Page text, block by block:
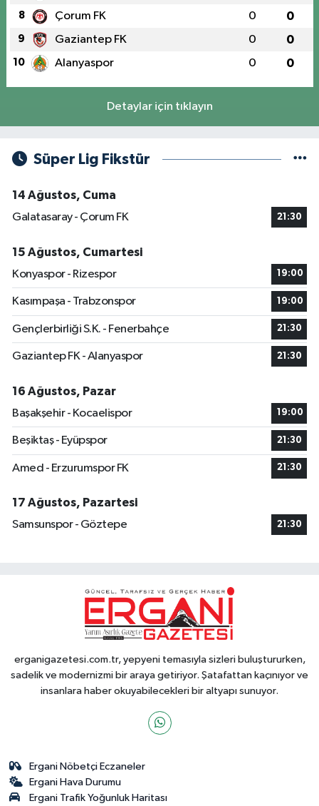
8 Çorum FK 0 0
9 Gaziantep FK 0 0
10 Alanyaspor 0 0
Detaylar için tıklayın
Süper Lig Fikstür
14 Ağustos, Cuma
Galatasaray - Çorum FK
21:30
15 Ağustos, Cumartesi
Konyaspor - Rizespor
19:00
Kasımpaşa - Trabzonspor 19:00
Gençlerbirliği S.K. - Fenerbahçe 21:30
Gaziantep FK - Alanyaspor 21:30
16 Ağustos, Pazar
Başakşehir - Kocaelispor
19:00
Beşiktaş - Eyüpspor 21:30
Amed - Erzurumspor FK 21:30
17 Ağustos, Pazartesi
Samsunspor - Göztepe
21:30
erganigazetesi.com.tr, yepyeni temasıyla sizleri buluştururken,
sadelik ve modernizmi bir araya getiriyor. Şatafattan kaçınıyor ve
insanlara haber okuyabilecekleri bir altyapı sunuyor.
Ergani Nöbetçi Eczaneler
Ergani Hava Durumu
Ergani Trafik Yoğunluk Haritası